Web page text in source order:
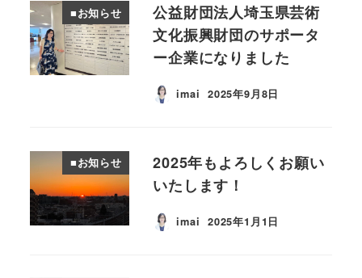
■お知らせ
公益財団法人埼玉県芸術
文化振興財団のサポータ
ー企業になりました
imai 投稿日
2025年9月8日
■お知らせ
2025年もよろしくお願い
いたします！
imai 投稿日
2025年1月1日